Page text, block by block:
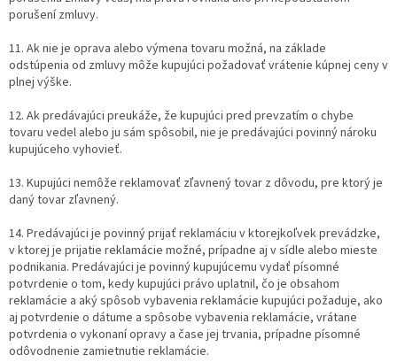
porušení zmluvy.
11. Ak nie je oprava alebo výmena tovaru možná, na základe
odstúpenia od zmluvy môže kupujúci požadovať vrátenie kúpnej ceny v
plnej výške.
12. Ak predávajúci preukáže, že kupujúci pred prevzatím o chybe
tovaru vedel alebo ju sám spôsobil, nie je predávajúci povinný nároku
kupujúceho vyhovieť.
13. Kupujúci nemôže reklamovať zľavnený tovar z dôvodu, pre ktorý je
daný tovar zľavnený.
14. Predávajúci je povinný prijať reklamáciu v ktorejkoľvek prevádzke,
v ktorej je prijatie reklamácie možné, prípadne aj v sídle alebo mieste
podnikania. Predávajúci je povinný kupujúcemu vydať písomné
potvrdenie o tom, kedy kupujúci právo uplatnil, čo je obsahom
reklamácie a aký spôsob vybavenia reklamácie kupujúci požaduje, ako
aj potvrdenie o dátume a spôsobe vybavenia reklamácie, vrátane
potvrdenia o vykonaní opravy a čase jej trvania, prípadne písomné
odôvodnenie zamietnutie reklamácie.